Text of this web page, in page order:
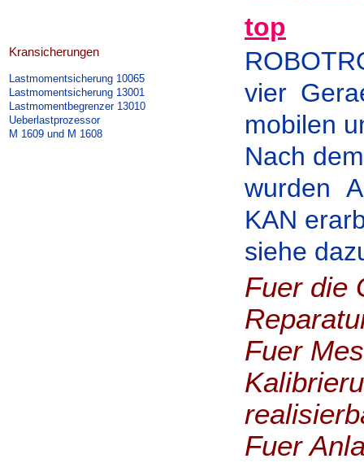
top
Kransicherungen
Lastmomentsicherung 10065
Lastmomentsicherung 13001
Lastmomentbegrenzer 13010
Ueberlastprozessor
M 1609 und M 1608
vier
mobilen
Nach
wurden
KAN
siehe
Fuer die
Fuer
Fuer